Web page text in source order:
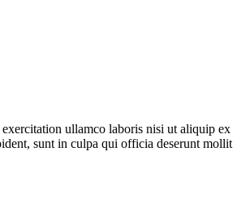
ullamco laboris nisi ut aliquip ex
sunt in culpa qui officia deserunt mollit